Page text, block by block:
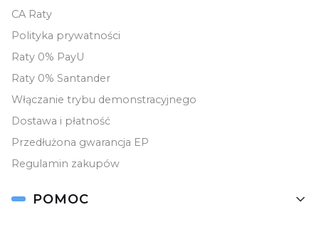
CA Raty
Polityka prywatności
Raty 0% PayU
Raty 0% Santander
Włączanie trybu demonstracyjnego
Dostawa i płatność
Przedłużona gwarancja EP
Regulamin zakupów
POMOC